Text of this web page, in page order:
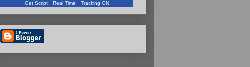
Get Script Real Time Tracking ON